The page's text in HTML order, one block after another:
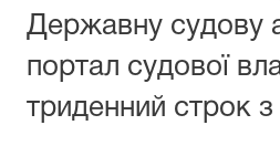
Державну судову
портал судової
триденний строк з